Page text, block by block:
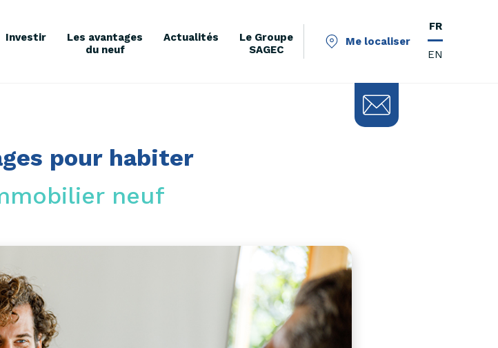
Investir
Les avantages
du neuf
Actualités
Le Groupe
SAGEC
Me localiser
FR
EN
pour habiter
neuf